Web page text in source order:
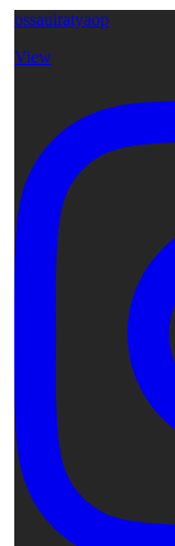
ossauiratyaop
View